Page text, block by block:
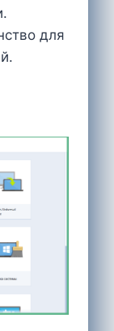
для